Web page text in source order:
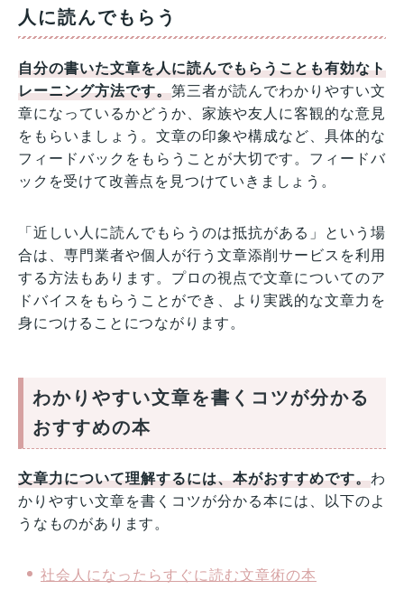
人に読んでもらう
自分の書いた文章を人に読んでもらうことも有効なト
レーニング方法です。第三者が読んでわかりやすい文
章になっているかどうか、家族や友人に客観的な意見
をもらいましょう。文章の印象や構成など、具体的な
フィードバックをもらうことが大切です。フィードバ
ックを受けて改善点を見つけていきましょう。
「近しい人に読んでもらうのは抵抗がある」という場
合は、専門業者や個人が行う文章添削サービスを利用
する方法もあります。プロの視点で文章についてのア
ドバイスをもらうことができ、より実践的な文章力を
身につけることにつながります。
わかりやすい文章を書くコツが分かる
おすすめの本
文章力について理解するには、本がおすすめです。わ
かりやすい文章を書くコツが分かる本には、以下のよ
うなものがあります。
社会人になったらすぐに読む文章術の本